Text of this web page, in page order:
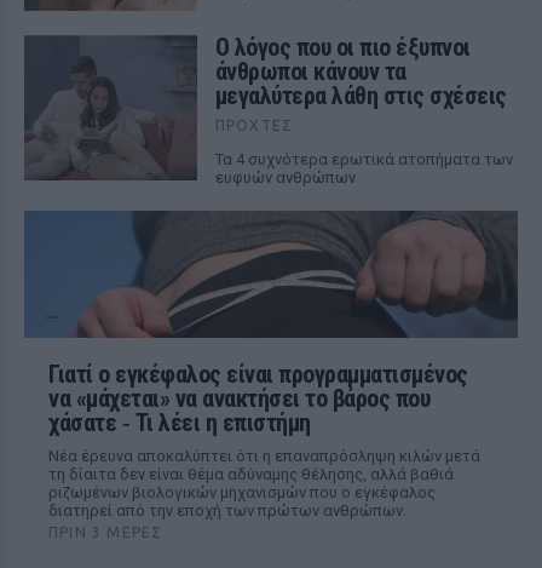
Ο λόγος που οι πιο έξυπνοι
άνθρωποι κάνουν τα
μεγαλύτερα λάθη στις σχέσεις
ΠΡΟΧΤΈΣ
Τα 4 συχνότερα ερωτικά ατοπήματα των
ευφυών ανθρώπων
Γιατί ο εγκέφαλος είναι προγραμματισμένος
να «μάχεται» να ανακτήσει το βάρος που
χάσατε ‑ Τι λέει η επιστήμη
Νέα έρευνα αποκαλύπτει ότι η επαναπρόσληψη κιλών μετά
τη δίαιτα δεν είναι θέμα αδύναμης θέλησης, αλλά βαθιά
ριζωμένων βιολογικών μηχανισμών που ο εγκέφαλος
διατηρεί από την εποχή των πρώτων ανθρώπων.
ΠΡΙΝ 3 ΜΈΡΕΣ